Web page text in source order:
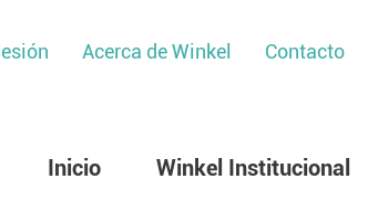
Acerca de Winkel Contacto
Inicio Winkel Institucional